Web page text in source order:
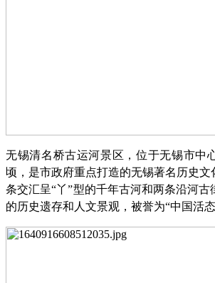
无锡清名桥古运河景区，位于无锡市中
顷，是市政府重点打造的无锡著名历史文
条交汇呈“丫”型的千年古河和两条沿河古
的历史遗存和人文景观，被誉为“中国活态